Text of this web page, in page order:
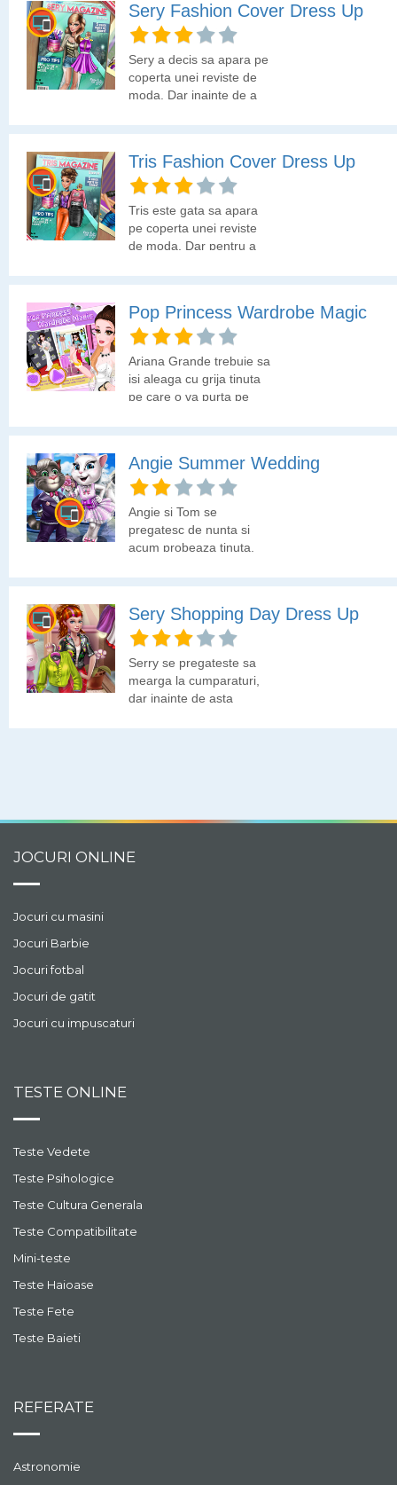
adecvata pentru un
eveniment asa grandios!
Sery Fashion Cover Dress Up
Sery a decis sa apara pe
coperta unei reviste de
moda. Dar inainte de a
a depozitat-o in cutii. Asa
ca Sery a decis sa ii alegi
purta la probe. Cine stie,
poate chiar cu aceasta
tinuta va poza in revista.
Tris Fashion Cover Dress Up
Tris este gata sa apara
pe coperta unei reviste
de moda. Dar pentru a
pe care a depozitat-o in
cutii. Asa ca Tris a decis
care o va purta la probe.
Cine stie, poate chiar cu
aceasta tinuta va poza in
Pop Princess Wardrobe Magic
Ariana Grande trebuie sa
isi aleaga cu grija tinuta
pe care o va purta pe
o ajuti tu?
Angie Summer Wedding
Angie si Tom se
pregatesc de nunta si
acum probeaza tinuta.
Sery Shopping Day Dress Up
Serry se pregateste sa
mearga la cumparaturi,
dar inainte de asta
JOCURI ONLINE
Jocuri cu masini
Jocuri Barbie
Jocuri fotbal
Jocuri de gatit
Jocuri cu impuscaturi
TESTE ONLINE
Teste Vedete
Teste Psihologice
Teste Cultura Generala
Teste Compatibilitate
Mini-teste
Teste Haioase
Teste Fete
Teste Baieti
REFERATE
Astronomie